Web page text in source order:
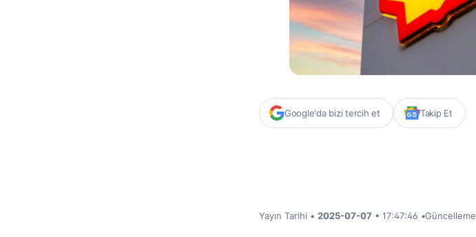
Google'da bizi tercih et Takip Et
Yayın Tarihi • 2025-07-07 • 17:47:46 •Güncelleme